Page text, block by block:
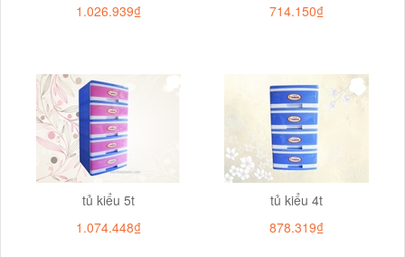
1.026.939₫
714.150₫
tủ kiểu 5t
1.074.448₫
tủ kiểu 4t
878.319₫